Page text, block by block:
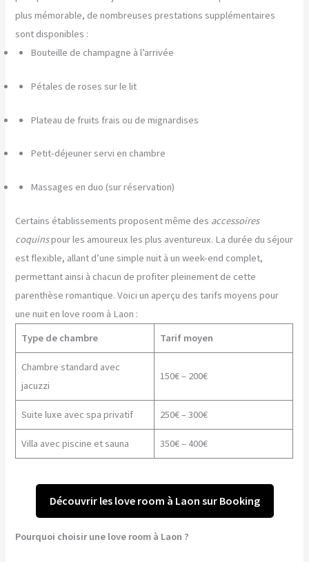
plus mémorable, de nombreuses prestations supplémentaires
sont disponibles :
Bouteille de champagne à l’arrivée
Pétales de roses sur le lit
Plateau de fruits frais ou de mignardises
Petit-déjeuner servi en chambre
Massages en duo (sur réservation)
Certains établissements proposent même des accessoires
coquinspour les amoureux les plus aventureux. La durée du séjour
est flexible, allant d’une simple nuit à un week-end complet,
permettant ainsi à chacun de profiter pleinement de cette
parenthèse romantique. Voici un aperçu des tarifs moyens pour
une nuit en love room à Laon :
Type de chambre
Tarif moyen
Chambre standard avec
jacuzzi
150€ – 200€
Suite luxe avec spa privatif 250€ – 300€
Villa avec piscine et sauna 350€ – 400€
Découvrir les love room à Laon sur Booking
Pourquoi choisir une love room à Laon ?